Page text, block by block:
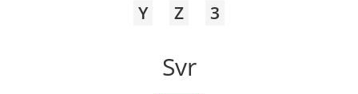
Y
Z 3
Svr